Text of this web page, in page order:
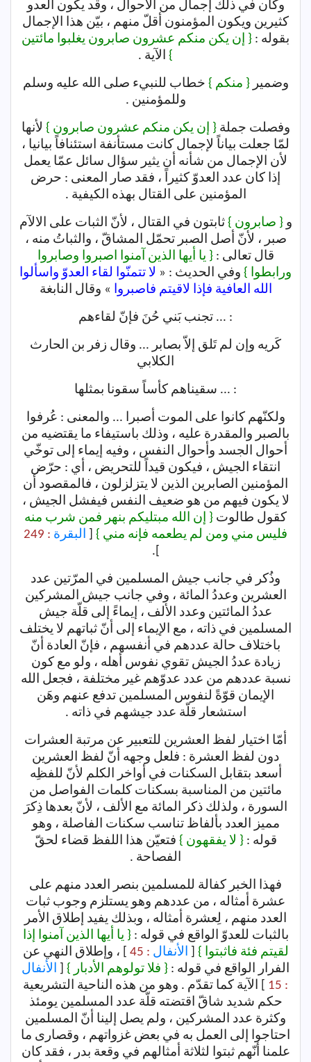
وكان في ذلك إجمال من الأحوال ، وقد يكون العدو
كثيرين ويكون المؤمنون أقلّ منهم ، بيّن هذا الإجمال
بقوله : { إن يكن منكم عشرون صابرون يغلبوا مائتين
} الآية .
وضمير{ منكم } خطاب للنبيء صلى الله عليه وسلم
وللمؤمنين .
وفصلت جملة{ إن يكن منكم عشرون صابرون } لأنها
لمّا جعلت بياناً لإجمال كانت مستأنفة استئنافاً بيانيا ،
لأن الإجمال من شأنه أن يثير سؤال سائل عمّا يعمل
إذا كان عدد العدوّ كثيراً ، فقد صار المعنى : حرض
المؤمنين على القتال بهذه الكيفية .
و{ صابرون } ثابتون في القتال ، لأنّ الثبات على الالآم
صبر ، لأنّ أصل الصبر تحمّل المشاقّ ، والثباتُ منه ،
قال تعالى :{ يا أيها الذين آمنوا اصبروا وصابروا
ورابطوا } وفي الحديث : « لا تتمنّوا لقاء العدوّ واسألوا
الله العافية فإذا لاقيتم فاصبروا » وقال النابغة
: ... تجنب بَني حُنَ فإنّ لقاءهم
كَريه وإن لم تَلق إلاّ بصابر ... وقال زفر بن الحارث
الكلابي
: ... سقيناهم كأساً سقونا بمثلها
ولكنّهم كانوا على الموت أصبرا ... والمعنى : عُرفوا
بالصبر والمقدرة عليه ، وذلك باستيفاء ما يقتضيه من
أحوال الجسد وأحوال النفس ، وفيه إيماء إلى توخّي
انتقاء الجيش ، فيكون قيداً للتحريض ، أي : حرّض
المؤمنين الصابرين الذين لا يتزلزلون ، فالمقصود أن
لا يكون فيهم من هو ضعيف النفس فيفشل الجيش ،
كقول طالوت { إن الله مبتليكم بنهر فمن شرب منه
فليس مني ومن لم يطعمه فإنه مني }
البقرة : 249
].
وذُكر في جانب جيش المسلمين في المرّتين عدد
العشرين وعددُ المائة ، وفي جانب جيش المشركين
عددُ المائتين وعدد الألف ، إيماءً إلى قلّة جيش
المسلمين في ذاته ، مع الإيماء إلى أنّ ثباتهم لا يختلف
باختلاف حالة عددهم في أنفسهم ، فإنّ العادة أنّ
زيادة عددُ الجيش تقوي نفوس أهله ، ولو مع كون
نسبة عددهم من عدد عدوّهم غير مختلفة ، فجعل الله
الإيمان قوّةً لنفوس المسلمين تدفع عنهم وهَن
استشعار قلّة عدد جيشهم في ذاته .
أمّا اختيار لفظ العشرين للتعبير عن مرتبة العشرات
دون لفظ العشرة : فلعل وجهه أنّ لفظ العشرين
أسعد بتقابل السكنات في أواخر الكلم لأنّ للفظِه
مائتين من المناسبة بسكنات كلمات الفواصل من
السورة ، ولذلك ذكر المائة مع الألف ، لأنّ بعدها ذِكرَ
مميز العدد بألفاظ تناسب سكنات الفاصلة ، وهو
قوله :{ لا يفقهون } فتعيّن هذا اللفظ قضاء لحقّ
الفصاحة .
فهذا الخبر كفالة للمسلمين بنصر العدد منهم على
عشرة أمثاله ، من عددهم وهو يستلزم وجوب ثبات
العدد منهم ، لِعشرة أمثاله ، وبذلك يفيد إطلاق الأمر
بالثبات للعدوّ الواقع في قوله :{ يا أيها الذين آمنوا إذا
لقيتم فئة فاثبتوا }
الأنفال : 45
] ، وإطلاق النهي عن
الفرار الواقع في قوله : { فلا تولوهم الأدبار }
الأنفال
: 15
] الآية كما تقدّم . وهو من هذه الناحية التشريعية
حكم شديد شاقّ اقتضته قلّة عدد المسلمين يومئذ
وكثرة عدد المشركين ، ولم يصل إلينا أنّ المسلمين
احتاجوا إلى العمل به في بعض غزواتهم ، وقصارى ما
علمنا أنّهم ثبتوا لثلاثة أمثالهم في وقعة بدر ، فقد كان